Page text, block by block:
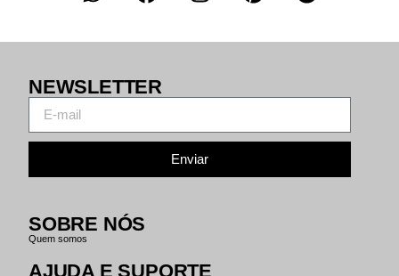
NEWSLETTER
Enviar
SOBRE NÓS
Quem somos
AJUDA E SUPORTE